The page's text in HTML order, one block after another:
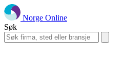
Norge Online
Søk